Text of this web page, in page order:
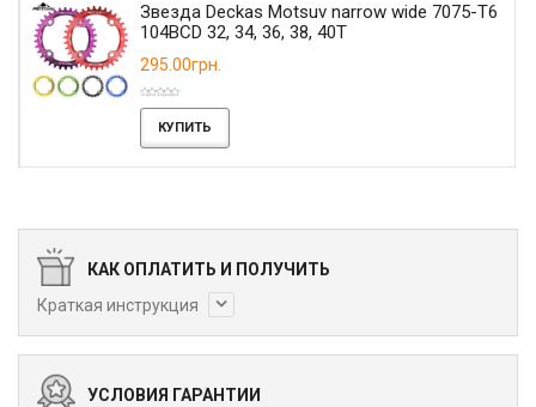
Звезда Deckas Motsuv narrow wide 7075-T6
104BCD 32, 34, 36, 38, 40T
295.00грн.
КУПИТЬ
КАК ОПЛАТИТЬ И ПОЛУЧИТЬ
Краткая инструкция
УСЛОВИЯ ГАРАНТИИ